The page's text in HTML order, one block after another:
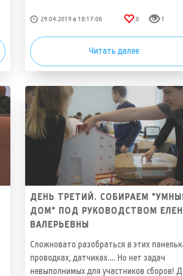
29.04.2019 в 18:17:06 0 1
Читать далее
ДЕНЬ ТРЕТИЙ. СОБИРАЕМ
ДОМ" ПОД РУКОВОДСТВОМ
ВАЛЕРЬЕВНЫ
Сложновато разобраться в этих
проводках, датчиках.... Но нет задач
невыполнимых для участников сборов!